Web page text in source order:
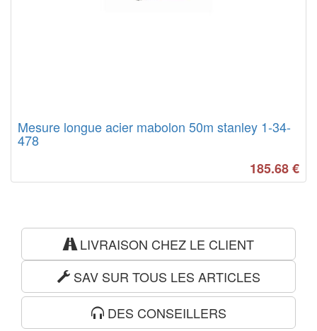
Mesure longue acier mabolon 50m stanley 1-34-
478
185.68€
LIVRAISON CHEZ LE CLIENT
SAV SUR TOUS LES ARTICLES
DES CONSEILLERS